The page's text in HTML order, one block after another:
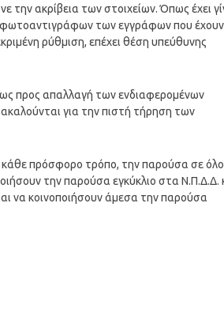
ακρίβεια των στοιχείων. Όπως έχει
φωτοαντιγράφων των εγγράφων που έχουν
ρύθμιση, επέχει θέση υπεύθυνης
προς απαλλαγή των ενδιαφερομένων
για την πιστή τήρηση των
κάθε πρόσφορο τρόπο, την παρούσα σε
την παρούσα εγκύκλιο στα Ν.Π.Δ.Δ.
να κοινοποιήσουν άμεσα την παρούσα